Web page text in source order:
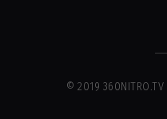
© 2019 360NITRO.TV